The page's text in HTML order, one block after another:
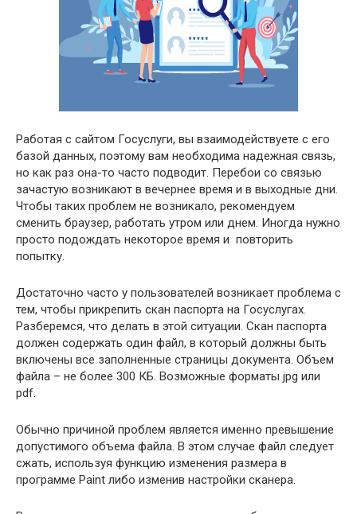
Работая с сайтом Госуслуги, вы взаимодействуете с его
базой данных, поэтому вам необходима надежная связь,
но как раз она-то часто подводит. Перебои со связью
зачастую возникают в вечернее время и в выходные дни.
Чтобы таких проблем не возникало, рекомендуем
сменить браузер, работать утром или днем. Иногда нужно
просто подождать некоторое время и повторить
попытку.
Достаточно часто у пользователей возникает проблема с
тем, чтобы прикрепить скан паспорта на Госуслугах.
Разберемся, что делать в этой ситуации. Скан паспорта
должен содержать один файл, в который должны быть
включены все заполненные страницы документа. Объем
файла – не более 300 КБ. Возможные форматы jpg или
pdf.
Обычно причиной проблем является именно превышение
допустимого объема файла. В этом случае файл следует
сжать, используя функцию изменения размера в
программе Paint либо изменив настройки сканера.